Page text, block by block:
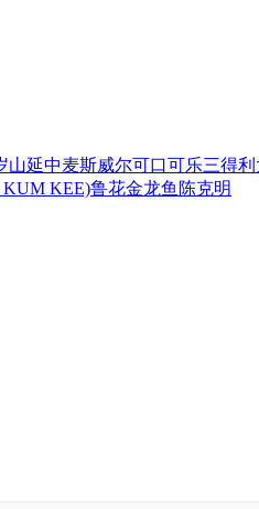
山延中麦斯威尔可口可乐三得利
KUM KEE)鲁花金龙鱼 陈克明